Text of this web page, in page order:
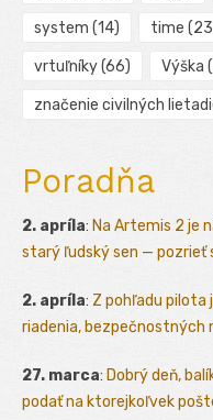
system (14) time
vrtuľníky(66) Výška
značenie civilných
Poradňa
2. apríla: Na Artemis 2 je
starý ľudský sen — pozrieť
2. apríla: Z pohľadu pilota
riadenia, bezpečnostných
27. marca: Dobrý deň,
podať na ktorejkoľvek